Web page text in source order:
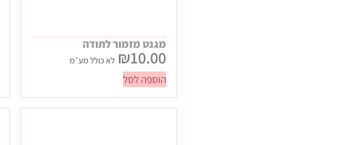
מגנט מזמור לתודה
₪10.00 לא כולל מע״מ
הוספה לסל